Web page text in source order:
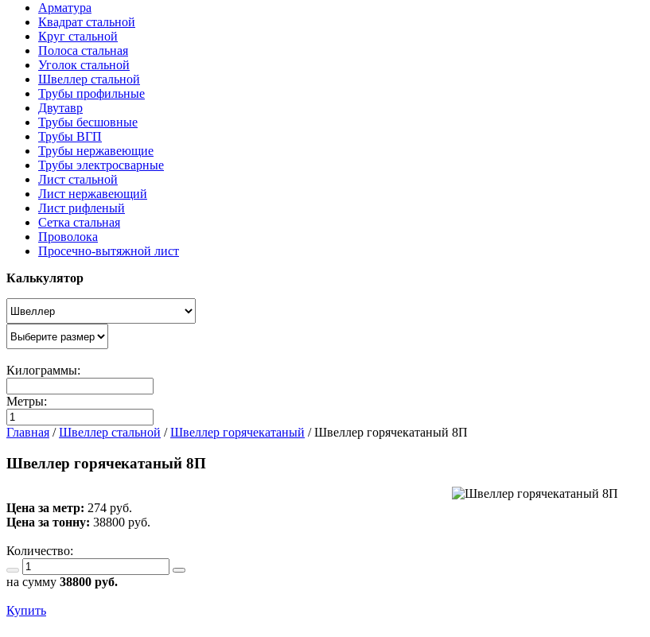
Арматура
Квадрат стальной
Круг стальной
Полоса стальная
Уголок стальной
Швеллер стальной
Трубы профильные
Двутавр
Трубы бесшовные
Трубы ВГП
Трубы нержавеющие
Трубы электросварные
Лист стальной
Лист нержавеющий
Лист рифленый
Сетка стальная
Проволока
Просечно-вытяжной лист
Калькулятор
Килограммы:
Метры:
Главная /Швеллер стальной /Швеллер горячекатаный /Швеллер горячекатаный 8П
Швеллер горячекатаный 8П
Цена за метр: 274 руб.
Цена за тонну: 38800 руб.
Количество:
на сумму 38800 руб.
Купить